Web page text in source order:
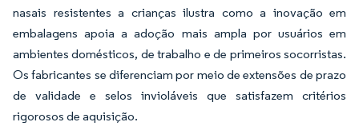
nasais resistentes a crianças ilustra como a inovação em
embalagens apoia a adoção mais ampla por usuários em
ambientes domésticos, de trabalho e de primeiros socorristas.
Os fabricantes se diferenciam por meio de extensões de prazo
de validade e selos invioláveis que satisfazem critérios
rigorosos de aquisição.